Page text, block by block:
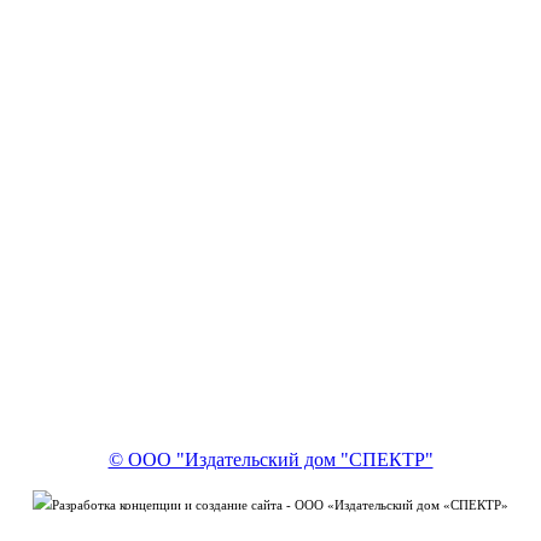
© ООО "Издательский дом "СПЕКТР"
Разработка концепции и создание сайта - ООО «Издательский дом «СПЕКТР»